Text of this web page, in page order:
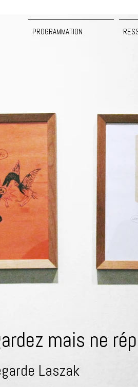
PROGRAMMATION
mais ne
Laszak